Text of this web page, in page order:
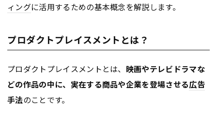
ィングに活用するための基本概念を解説します。
プロダクトプレイスメントとは？
プロダクトプレイスメントとは、 映画やテレビドラマな
どの作品の中に、実在する商品や企業を登場させる広告
手法のことです。